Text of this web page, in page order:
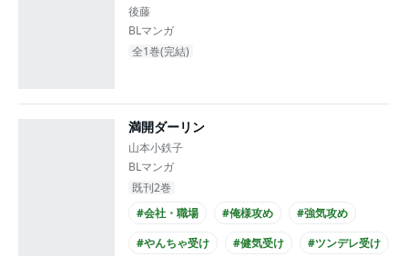
後藤
BLマンガ
全1巻(完結)
満開ダーリン
山本小鉄子
BLマンガ
既刊2巻
#会社・職場
#俺様攻め
#強気攻め
#やんちゃ受け
#健気受け
#ツンデレ受け